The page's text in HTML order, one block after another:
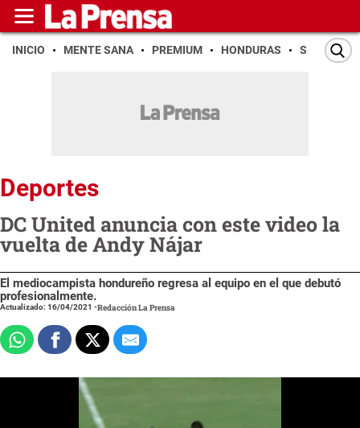
INICIO MENTE SANA PREMIUM HONDURAS SAN PEDRO
Deportes
DC United anuncia con este video la
vuelta de Andy Nájar
El mediocampista hondureño regresa al equipo en el que debutó
profesionalmente.
Actualizado: 16/04/2021 -Redacción La Prensa